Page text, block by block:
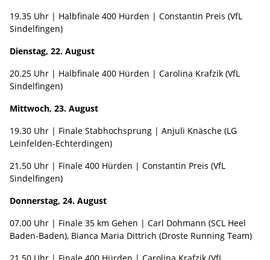
19.35 Uhr | Halbfinale 400 Hürden | Constantin Preis (VfL
Sindelfingen)
Dienstag, 22. August
20.25 Uhr | Halbfinale 400 Hürden | Carolina Krafzik (VfL
Sindelfingen)
Mittwoch, 23. August
19.30 Uhr | Finale Stabhochsprung | Anjuli Knäsche (LG
Leinfelden-Echterdingen)
21.50 Uhr | Finale 400 Hürden | Constantin Preis (VfL
Sindelfingen)
Donnerstag, 24. August
07.00 Uhr | Finale 35 km Gehen | Carl Dohmann (SCL Heel
Baden-Baden), Bianca Maria Dittrich (Droste Running Team)